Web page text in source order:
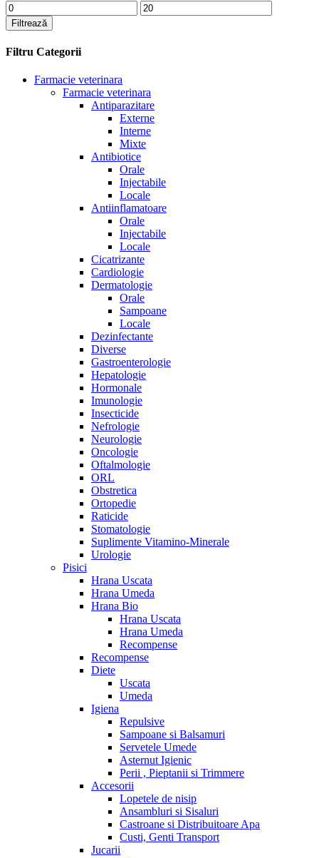
Preț
minim
Preț
maxim
Filtrează
Filtru Categorii
Farmacie veterinara
Farmacie veterinara
Antiparazitare
Externe
Interne
Mixte
Antibiotice
Orale
Injectabile
Locale
Antiinflamatoare
Orale
Injectabile
Locale
Cicatrizante
Cardiologie
Dermatologie
Orale
Sampoane
Locale
Dezinfectante
Diverse
Gastroenterologie
Hepatologie
Hormonale
Imunologie
Insecticide
Nefrologie
Neurologie
Oncologie
Oftalmologie
ORL
Obstretica
Ortopedie
Raticide
Stomatologie
Suplimente Vitamino-Minerale
Urologie
Pisici
Hrana Uscata
Hrana Umeda
Hrana Bio
Hrana Uscata
Hrana Umeda
Recompense
Recompense
Diete
Uscata
Umeda
Igiena
Repulsive
Sampoane si Balsamuri
Servetele Umede
Asternut Igienic
Perii , Pieptanii si Trimmere
Accesorii
Lopetele de nisip
Ansambluri si Sisaluri
Castroane si Distribuitoare Apa
Custi, Genti Transport
Jucarii